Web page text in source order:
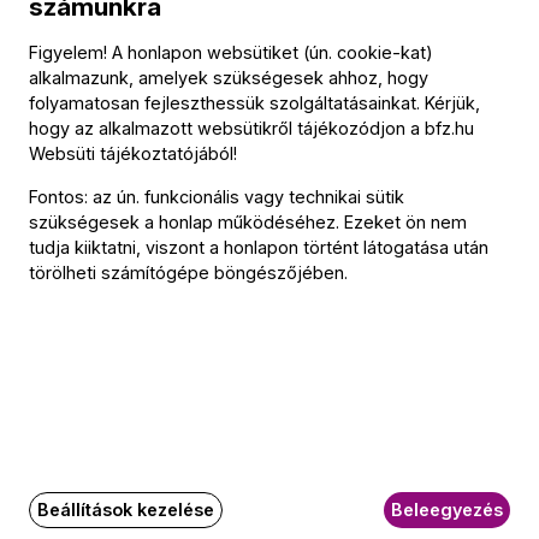
BFZ-hírlevél
Értesüljön elsőként a zenekarunkkal kapcsolatos hírekről
e-mailben!
E-mail-cím
Feliratkozás
Social
számunkra
Figyelem! A honlapon websütiket (ún. cookie-kat)
alkalmazunk, amelyek szükségesek ahhoz, hogy
folyamatosan fejleszthessük szolgáltatásainkat. Kérjük,
hogy az alkalmazott websütikről tájékozódjon a bfz.hu
Websüti tájékoztatójából!
Fontos: az ún. funkcionális vagy technikai sütik
szükségesek a honlap működéséhez. Ezeket ön nem
tudja kiiktatni, viszont a honlapon történt látogatása után
törölheti számítógépe böngészőjében.
Beállítások kezelése Beleegyezés